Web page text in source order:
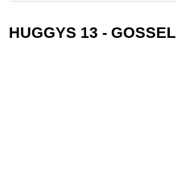
HUGGYS 13 -